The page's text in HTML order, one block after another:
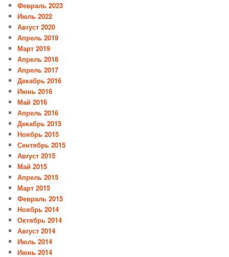
Февраль 2023
Июль 2022
Август 2020
Апрель 2019
Март 2019
Апрель 2018
Апрель 2017
Декабрь 2016
Июнь 2016
Май 2016
Апрель 2016
Декабрь 2015
Ноябрь 2015
Сентябрь 2015
Август 2015
Май 2015
Апрель 2015
Март 2015
Февраль 2015
Ноябрь 2014
Октябрь 2014
Август 2014
Июль 2014
Июнь 2014